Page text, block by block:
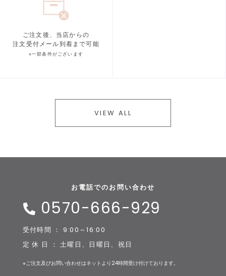
ご注文後、当店からの
注文受付メール到着まで可能
※一部条件がございます
VIEW ALL
お電話でのお問い合わせ
0570-666-929
受付時間 ： 9:00～16:00
定 休 日 ： 土曜日、日曜日、祝日
※ご注文及びお問い合わせはネットより24時間受け付けております。